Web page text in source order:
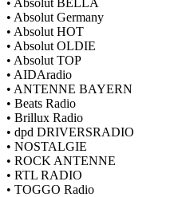
• Absolut Germany
• Absolut HOT
• Absolut OLDIE
• Absolut TOP
• AIDAradio
• ANTENNE BAYERN
• Beats Radio
• Brillux Radio
• dpd DRIVERSRADIO
• NOSTALGIE
• ROCK ANTENNE
• RTL RADIO
• TOGGO Radio